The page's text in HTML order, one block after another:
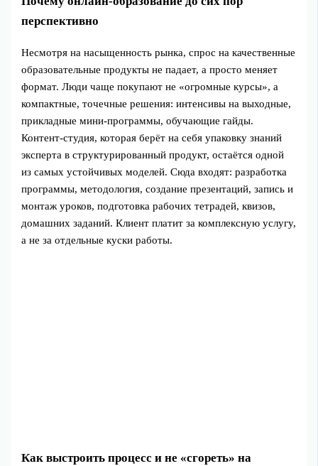
перспективно
Несмотря на насыщенность рынка, спрос на качественные
образовательные продукты не падает, а просто меняет
формат. Люди чаще покупают не «огромные курсы», а
компактные, точечные решения: интенсивы на выходные,
прикладные мини‑программы, обучающие гайды.
Контент‑студия, которая берёт на себя упаковку знаний
эксперта в структурированный продукт, остаётся одной
из самых устойчивых моделей. Сюда входят: разработка
программы, методология, создание презентаций, запись и
монтаж уроков, подготовка рабочих тетрадей, квизов,
домашних заданий. Клиент платит за комплексную услугу,
а не за отдельные куски работы.
Как выстроить процесс и не «сгореть» на